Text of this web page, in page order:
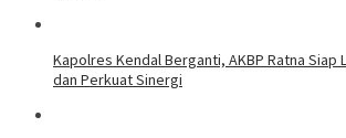
Kapolres Kendal Berganti, AKBP Ratna Siap
dan Perkuat Sinergi